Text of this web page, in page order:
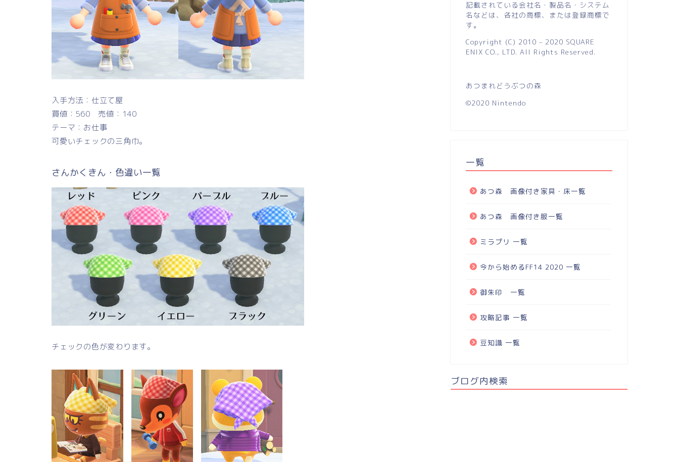
入手方法：仕立て屋
買値：560 売値：140
テーマ：お仕事
可愛いチェックの三角巾。
さんかくきん・色違い一覧
チェックの色が変わります。
記載されている会社名・製品名・システム
名などは、各社の商標、または登録商標で
す。
Copyright (C) 2010 – 2020 SQUARE
ENIX CO., LTD. All Rights Reserved.
あつまれどうぶつの森
©2020 Nintendo
一覧
あつ森 画像付き家具・床一覧
あつ森 画像付き服一覧
ミラプリ 一覧
今から始めるFF14 2020 一覧
御朱印 一覧
攻略記事 一覧
豆知識 一覧
ブログ内検索